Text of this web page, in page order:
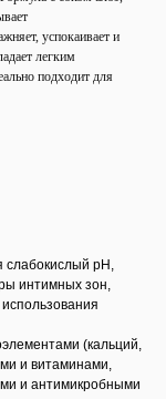
успокаивает и
легким
подходит для
слабокислый pH,
интимных зон,
(кальций,
и витаминами,
и антимикробными